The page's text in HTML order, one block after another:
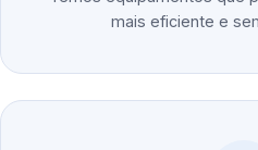
mais eficiente e